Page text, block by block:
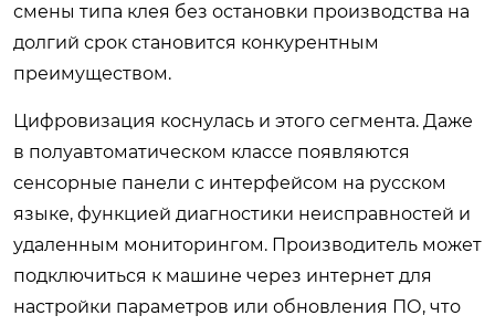
смены типа клея без остановки производства на
долгий срок становится конкурентным
преимуществом.
Цифровизация коснулась и этого сегмента. Даже
в полуавтоматическом классе появляются
сенсорные панели с интерфейсом на русском
языке, функцией диагностики неисправностей и
удаленным мониторингом. Производитель может
подключиться к машине через интернет для
настройки параметров или обновления ПО, что